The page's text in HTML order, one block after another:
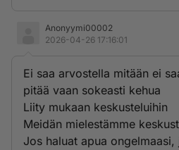
Anonyymi00002
2026-04-26 17:16:01
Ei saa arvostella mitään ei
pitää vaan sokeasti kehua
Liity mukaan keskusteluihin
Meidän mielestämme
Jos haluat apua